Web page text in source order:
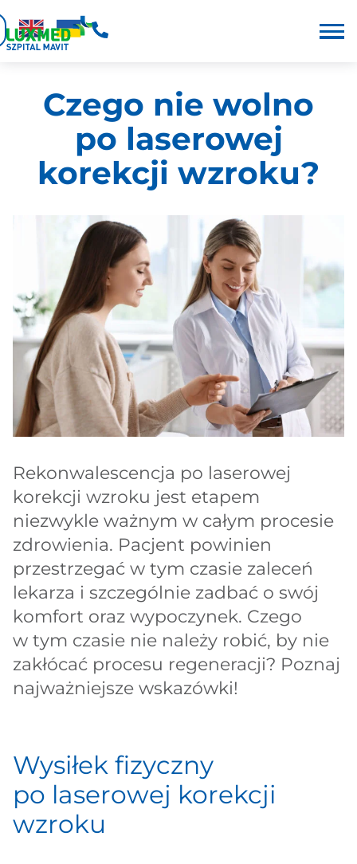
Czego nie wolno
po laserowej
korekcji wzroku?
Rekonwalescencja po laserowej
korekcji wzroku jest etapem
niezwykle ważnym w całym procesie
zdrowienia. Pacjent powinien
przestrzegać w tym czasie zaleceń
lekarza i szczególnie zadbać o swój
komfort oraz wypoczynek. Czego
w tym czasie nie należy robić, by nie
zakłócać procesu regeneracji? Poznaj
najważniejsze wskazówki!
Wysiłek fizyczny
po laserowej korekcji
wzroku